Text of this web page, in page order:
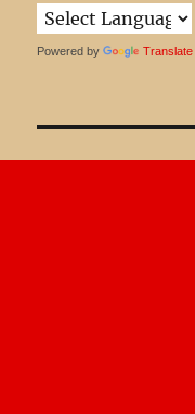
Powered by Translate